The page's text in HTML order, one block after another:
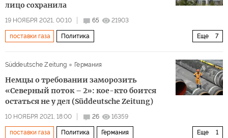
лицо сохранила
19 НОЯБРЯ 2021, 00:10 65 21903
Еще 7
поставки газа Политика
Süddeutsche Zeitung Германия
Немцы о требовании заморозить
«Северный поток – 2»: кое-кто боится
остаться не у дел (Süddeutsche Zeitung)
10 НОЯБРЯ 2021, 18:00 26 16359
Еще 1
поставки газа Политика Германия